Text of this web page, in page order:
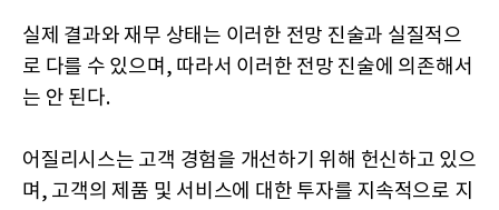
실제 결과와 재무 상태는 이러한 전망 진술과 실질적으
로 다를 수 있으며, 따라서 이러한 전망 진술에 의존해서
는 안 된다.
어질리시스는 고객 경험을 개선하기 위해 헌신하고 있으
며, 고객의 제품 및 서비스에 대한 투자를 지속적으로 지